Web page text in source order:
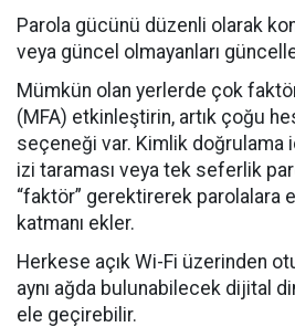
Parola gücünü düzenli olarak
veya güncel olmayanları
Mümkün olan yerlerde çok
(MFA) etkinleştirin, artık çoğu
seçeneği var. Kimlik doğrulama
izi taraması veya tek seferlik
“faktör” gerektirerek parolalara
katmanı ekler.
Herkese açık Wi-Fi üzerinden
aynı ağda bulunabilecek dijital
ele geçirebilir.